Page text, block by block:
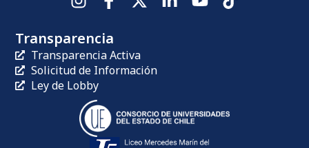
Transparencia
Transparencia Activa
Solicitud de Información
Ley de Lobby